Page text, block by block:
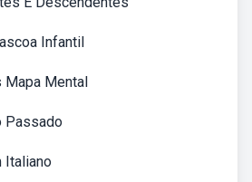
Infantil
Mental
Passado
Italiano